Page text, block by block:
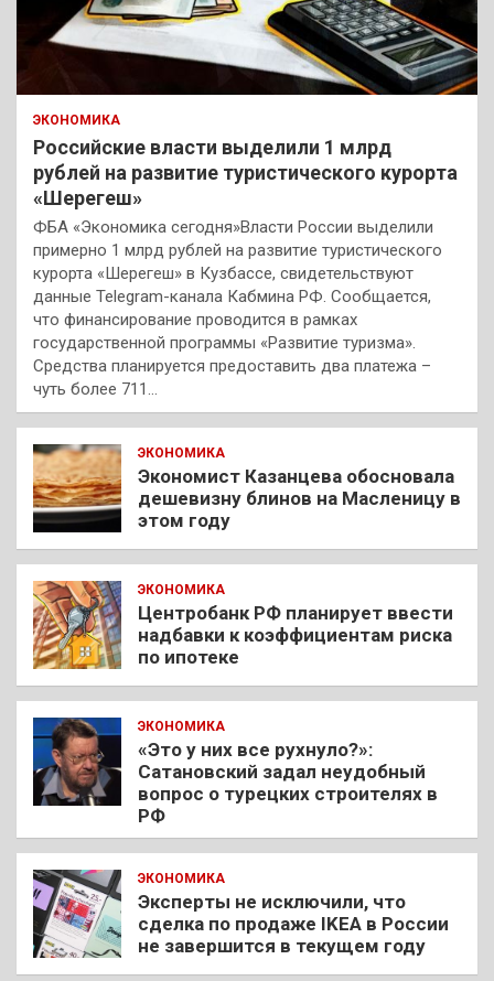
ЭКОНОМИКА
Российские власти выделили 1 млрд
рублей на развитие туристического курорта
«Шерегеш»
ФБА «Экономика сегодня»Власти России выделили
примерно 1 млрд рублей на развитие туристического
курорта «Шерегеш» в Кузбассе, свидетельствуют
данные Telegram-канала Кабмина РФ. Сообщается,
что финансирование проводится в рамках
государственной программы «Развитие туризма».
Средства планируется предоставить два платежа –
чуть более 711…
ЭКОНОМИКА
Экономист Казанцева обосновала
дешевизну блинов на Масленицу в
этом году
ЭКОНОМИКА
Центробанк РФ планирует ввести
надбавки к коэффициентам риска
по ипотеке
ЭКОНОМИКА
«Это у них все рухнуло?»:
Сатановский задал неудобный
вопрос о турецких строителях в
РФ
ЭКОНОМИКА
Эксперты не исключили, что
сделка по продаже IKEA в России
не завершится в текущем году